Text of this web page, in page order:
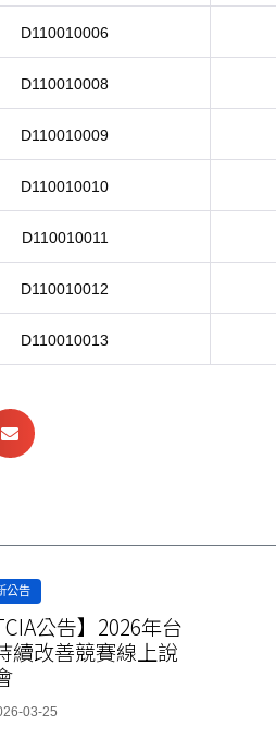
D110010006
D110010008
D110010009
D110010010
D110010011
D110010012
D110010013
公告
公告】2026年台
續改善競賽線上說
03-25